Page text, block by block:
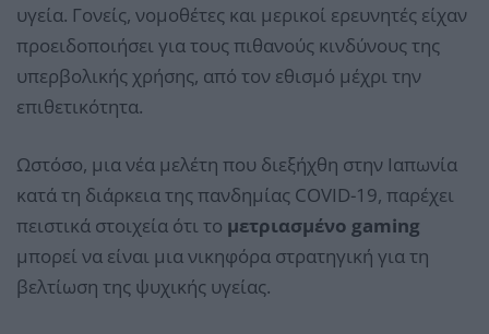
υγεία. Γονείς, νομοθέτες και μερικοί ερευνητές είχαν
προειδοποιήσει για τους πιθανούς κινδύνους της
υπερβολικής χρήσης, από τον εθισμό μέχρι την
επιθετικότητα.
Ωστόσο, μια νέα μελέτη που διεξήχθη στην Ιαπωνία
κατά τη διάρκεια της πανδημίας COVID-19, παρέχει
πειστικά στοιχεία ότι το μετριασμένο gaming
μπορεί να είναι μια νικηφόρα στρατηγική για τη
βελτίωση της ψυχικής υγείας.